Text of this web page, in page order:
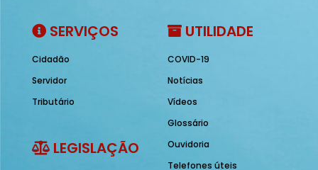
SERVIÇOS
Cidadão
Servidor
Tributário
LEGISLAÇÃO
UTILIDADE
COVID-19
Notícias
Vídeos
Glossário
Ouvidoria
Telefones úteis